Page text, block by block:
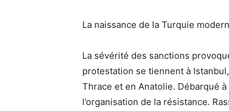
La naissance de la Turquie
La sévérité des sanctions
protestation se tiennent à
Thrace et en Anatolie. Débarqué
l’organisation de la résistance.